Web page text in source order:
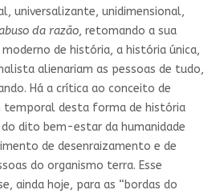
universalizante, unidimensional,
da razão, retomando a sua
de história, a história única,
alienariam as pessoas de tudo,
Há a crítica ao conceito de
temporal desta forma de história
dito bem-estar da humanidade
de desenraizamento e de
do organismo terra. Esse
ainda hoje, para as “bordas do